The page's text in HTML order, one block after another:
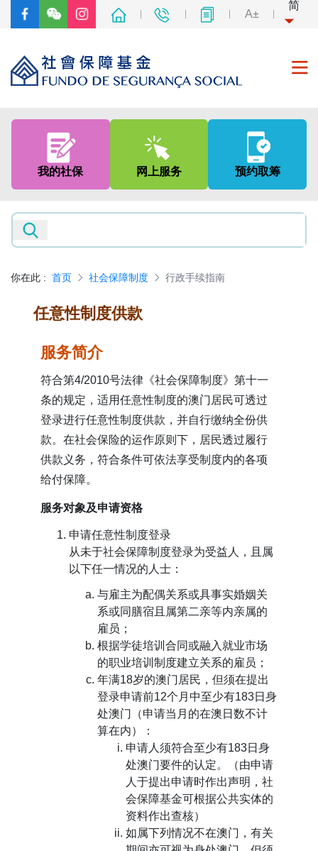
A±
简
关于我们
专题网页
我的社保 网上服务 预约取筹
你在此 : 首页 社会保障制度 行政手续指南
任意性制度供款
服务简介
符合第4/2010号法律《社会保障制度》第十一
条的规定，适用任意性制度的澳门居民可透过
登录进行任意性制度供款，并自行缴纳全份供
款。在社会保险的运作原则下，居民透过履行
供款义务，符合条件可依法享受制度内的各项
给付保障。
服务对象及申请资格
申请任意性制度登录
从未于社会保障制度登录为受益人，且属
以下任一情况的人士：
与雇主为配偶关系或具事实婚姻关
系或同膳宿且属第二亲等内亲属的
雇员；
根据学徒培训合同或融入就业市场
的职业培训制度建立关系的雇员；
年满18岁的澳门居民，但须在提出
登录申请前12个月中至少有183日身
处澳门（申请当月的在澳日数不计
算在内）：
申请人须符合至少有183日身
处澳门要件的认定。（由申请
人于提出申请时作出声明，社
会保障基金可根据公共实体的
资料作出查核）
如属下列情况不在澳门，有关